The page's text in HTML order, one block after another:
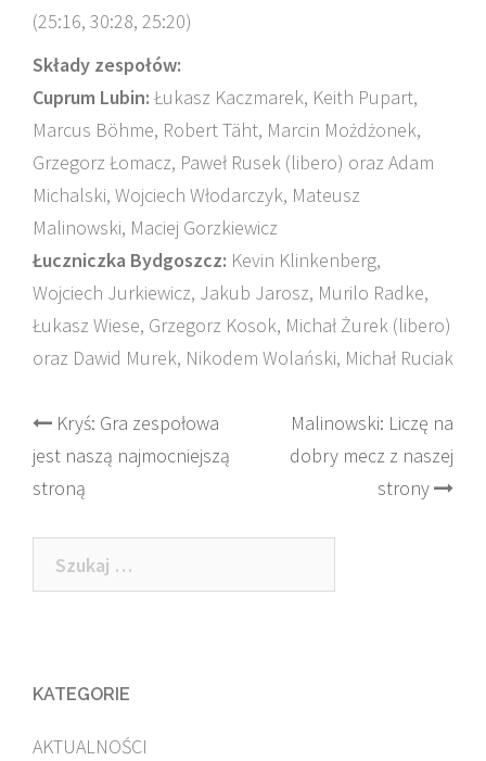
(25:16, 30:28, 25:20)
Składy zespołów:
Cuprum Lubin: Łukasz Kaczmarek, Keith Pupart,
Marcus Böhme, Robert Täht, Marcin Możdżonek,
Grzegorz Łomacz, Paweł Rusek (libero) oraz Adam
Michalski, Wojciech Włodarczyk, Mateusz
Malinowski, Maciej Gorzkiewicz
Łuczniczka Bydgoszcz: Kevin Klinkenberg,
Wojciech Jurkiewicz, Jakub Jarosz, Murilo Radke,
Łukasz Wiese, Grzegorz Kosok, Michał Żurek (libero)
oraz Dawid Murek, Nikodem Wolański, Michał Ruciak
Post
navigation
Kryś: Gra zespołowa
jest naszą najmocniejszą
stroną
Malinowski: Liczę na
dobry mecz z naszej
strony
Szukaj:
KATEGORIE
AKTUALNOŚCI